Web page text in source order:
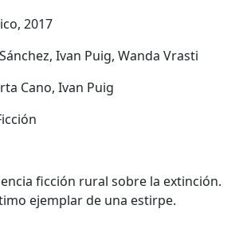
2017
Ivan Puig, Wanda Vrasti
Cano, Ivan Puig
ficción rural sobre la extinción.
ejemplar de una estirpe.